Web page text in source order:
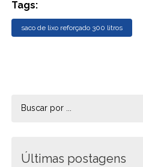
Tags:
saco de lixo reforçado 300 litros
Últimas postagens